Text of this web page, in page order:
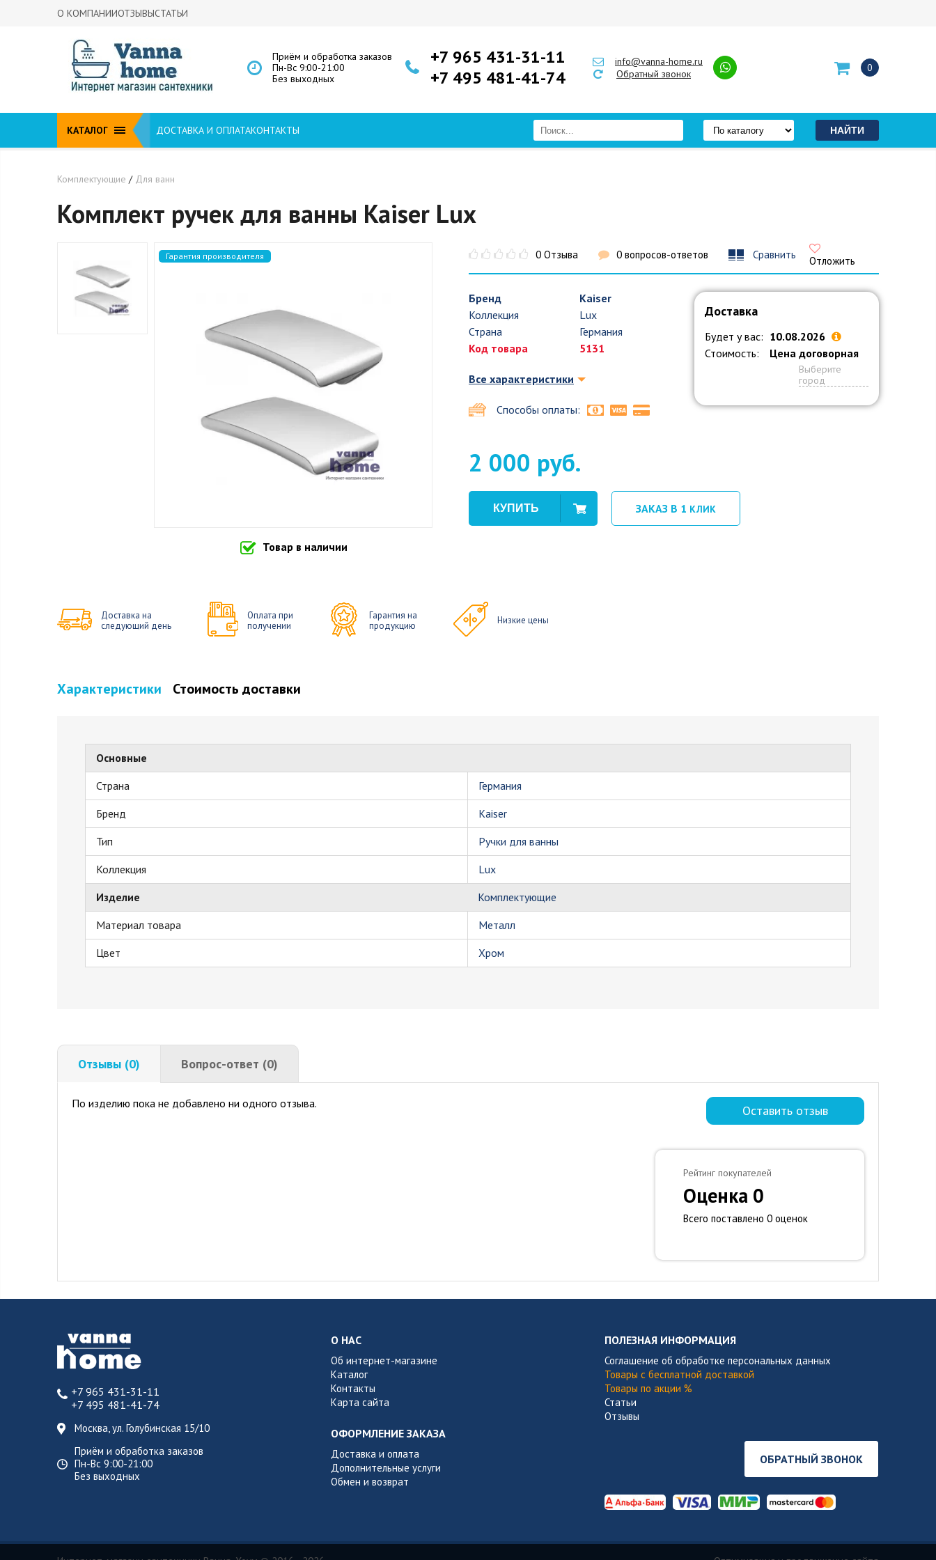
О КОМПАНИИОТЗЫВЫСТАТЬИ
Приём и обработка заказов
Пн-Вс 9:00-21:00
Без выходных
+7 965 431-31-11
+7 495 481-41-74
info@vanna-home.ru
Обратный звонок
0
КАТАЛОГ ДОСТАВКА И ОПЛАТАКОНТАКТЫ
Комплектующие / Для ванн
Комплект ручек для ванны Kaiser Lux
Гарантия производителя
Товар в наличии
0 Отзыва 0 вопросов-ответов Сравнить Отложить
Бренд
Kaiser
Коллекция
Lux
Страна
Германия
Код товара
5131
Все характеристики
Способы оплаты:
Доставка
Будет у вас: 10.08.2026
Стоимость:
Цена договорная
Выберите
город
2 000 руб.
ЗАКАЗ В 1 КЛИК
Доставка на
следующий день
Оплата при
получении
Гарантия на
продукцию
Низкие цены
Характеристики Стоимость доставки
Основные
Страна
Германия
Бренд
Kaiser
Тип
Ручки для ванны
Коллекция
Lux
Изделие
Комплектующие
Материал товара
Металл
Цвет
Хром
Отзывы (0) Вопрос-ответ (0)
По изделию пока не добавлено ни одного отзыва. Оставить отзыв
Рейтинг покупателей
Оценка 0
Всего поставлено 0 оценок
+7 965 431-31-11
+7 495 481-41-74
Москва, ул. Голубинская 15/10
Приём и обработка заказов
Пн-Вс 9:00-21:00
Без выходных
О НАС
Об интернет-магазине
Каталог
Контакты
Карта сайта
ОФОРМЛЕНИЕ ЗАКАЗА
Доставка и оплата
Дополнительные услуги
Обмен и возврат
ПОЛЕЗНАЯ ИНФОРМАЦИЯ
Соглашение об обработке персональных данных
Товары с бесплатной доставкой
Товары по акции %
Статьи
Отзывы
ОБРАТНЫЙ ЗВОНОК